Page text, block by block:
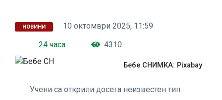
НОВИНИ
10 октомври 2025, 11:59
24 часа
4310
Бебе СНИМКА: Pixabay
Учени са открили досега неизвестен тип